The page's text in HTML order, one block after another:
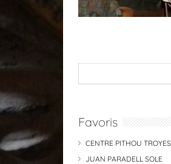
Favoris
CENTRE PITHOU TROYES
JUAN PARADELL SOLE